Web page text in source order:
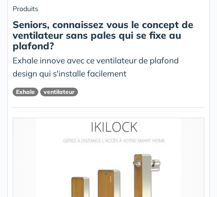
Produits
Seniors, connaissez vous le concept de
ventilateur sans pales qui se fixe au
plafond?
Exhale innove avec ce ventilateur de plafond
design qui s'installe facilement
Exhale ventilateur